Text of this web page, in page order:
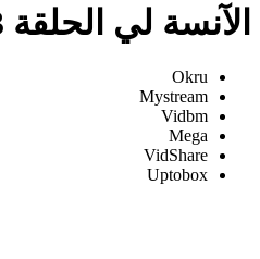
الآنسة لي الحلقة 03
Okru
Mystream
Vidbm
Mega
VidShare
Uptobox